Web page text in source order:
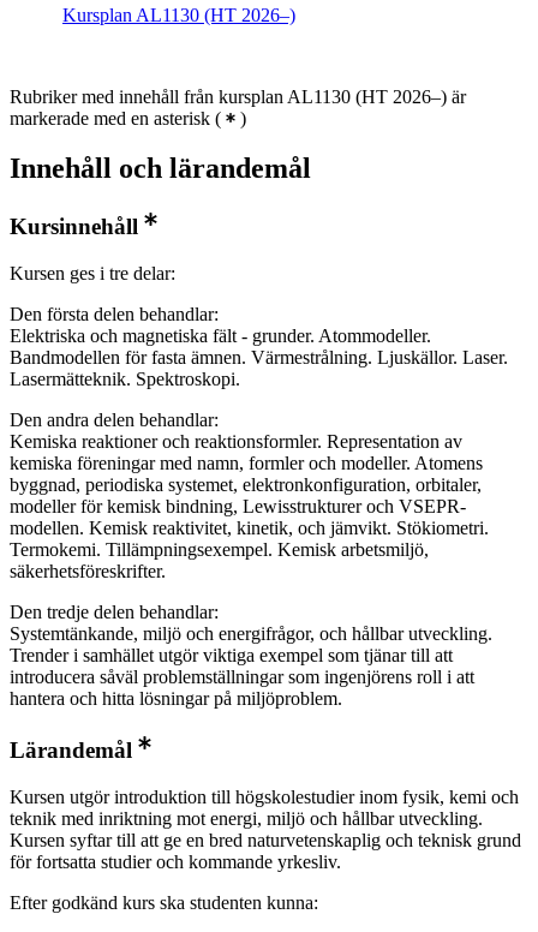
Kursplan AL1130 (HT 2026–)
Rubriker med innehåll från kursplan AL1130 (HT 2026–) är
markerade med en asterisk ( )
Innehåll och lärandemål
Kursinnehåll
Kursen ges i tre delar:
Den första delen behandlar:
Elektriska och magnetiska fält - grunder. Atommodeller.
Bandmodellen för fasta ämnen. Värmestrålning. Ljuskällor. Laser.
Lasermätteknik. Spektroskopi.
Den andra delen behandlar:
Kemiska reaktioner och reaktionsformler. Representation av
kemiska föreningar med namn, formler och modeller. Atomens
byggnad, periodiska systemet, elektronkonfiguration, orbitaler,
modeller för kemisk bindning, Lewisstrukturer och VSEPR-
modellen. Kemisk reaktivitet, kinetik, och jämvikt. Stökiometri.
Termokemi. Tillämpningsexempel. Kemisk arbetsmiljö,
säkerhetsföreskrifter.
Den tredje delen behandlar:
Systemtänkande, miljö och energifrågor, och hållbar utveckling.
Trender i samhället utgör viktiga exempel som tjänar till att
introducera såväl problemställningar som ingenjörens roll i att
hantera och hitta lösningar på miljöproblem.
Lärandemål
Kursen utgör introduktion till högskolestudier inom fysik, kemi och
teknik med inriktning mot energi, miljö och hållbar utveckling.
Kursen syftar till att ge en bred naturvetenskaplig och teknisk grund
för fortsatta studier och kommande yrkesliv.
Efter godkänd kurs ska studenten kunna: